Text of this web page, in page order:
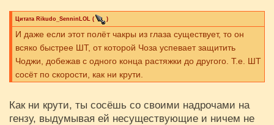
Цитата Rikudo_SenninLOL ( )
И даже если этот полёт чакры из глаза существует, то он
всяко быстрее ШТ, от которой Чоза успевает защитить
Чоджи, добежав с одного конца растяжки до другого. Т.е. ШТ
сосёт по скорости, как ни крути.
Как ни крути, ты сосёшь со своими надрочами на
гензу, выдумывая ей несуществующие и ничем не